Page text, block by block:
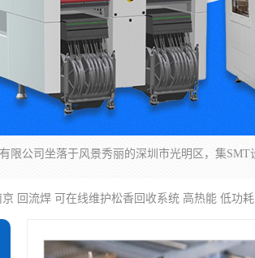
京 回流焊 可在线维护松香回收系统 高热能 低功耗